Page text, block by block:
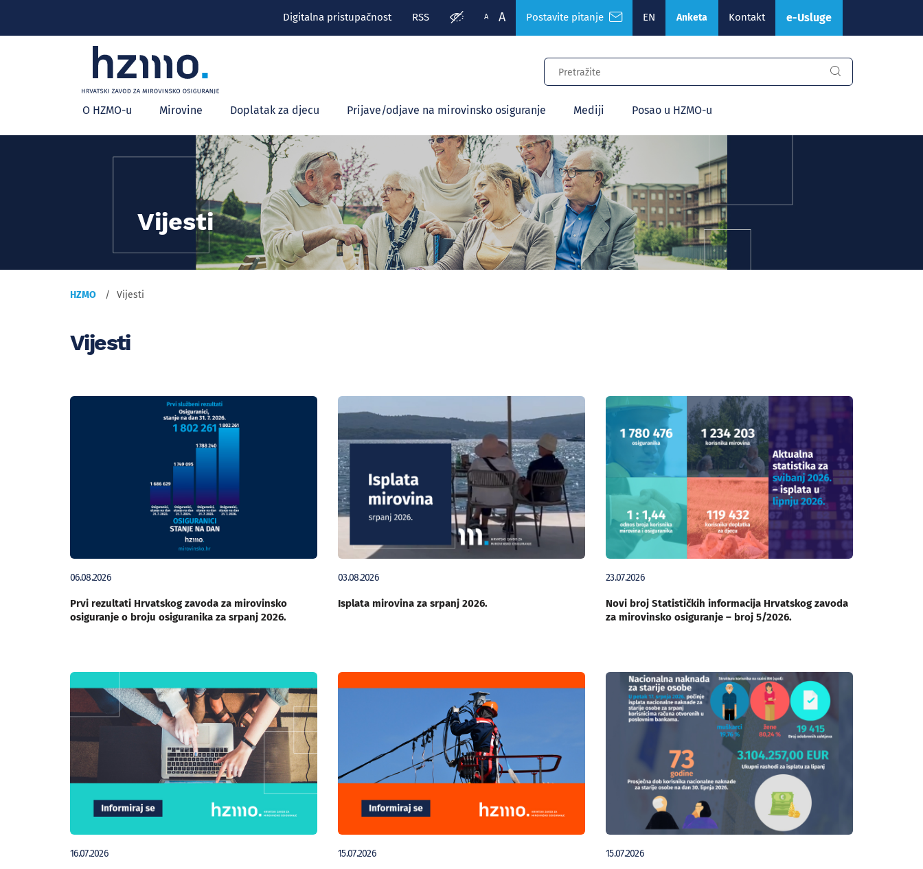
Digitalna pristupačnost RSS A A Postavite pitanje EN Anketa Kontakt e-Usluge
Glavni
izbornik
O HZMO-u Mirovine Doplatak za djecu Prijave/odjave na mirovinsko osiguranje Mediji Posao u HZMO-u
Vijesti
HZMO Vijesti
Vijesti
06.08.2026
Prvi rezultati Hrvatskog zavoda za mirovinsko
osiguranje o broju osiguranika za srpanj 2026.
03.08.2026
Isplata mirovina za srpanj 2026.
23.07.2026
Novi broj Statističkih informacija Hrvatskog zavoda
za mirovinsko osiguranje – broj 5/2026.
16.07.2026 15.07.2026 15.07.2026